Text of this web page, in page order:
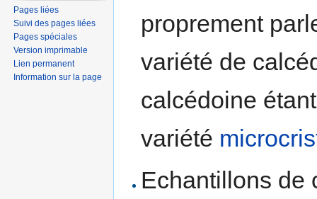
proprement
variété de
calcédoine
variété
Echantillons de
Pages liées
Suivi des pages liées
Pages spéciales
Version imprimable
Lien permanent
Information sur la page